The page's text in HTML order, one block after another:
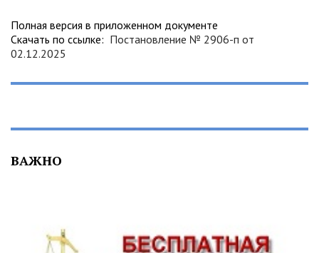
Полная версия в приложенном документе
Скачать по ссылке: Постановление № 2906-п от
02.12.2025
ВАЖНО